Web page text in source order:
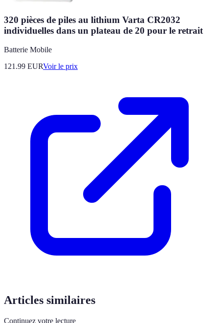
320 pièces de piles au lithium Varta CR2032
individuelles dans un plateau de 20 pour le retrait
Batterie Mobile
121.99 EURVoir le prix
Articles similaires
Continuez votre lecture